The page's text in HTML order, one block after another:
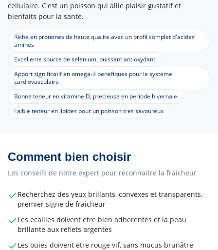
cellulaire. C'est un poisson qui allie plaisir gustatif et
bienfaits pour la sante.
Riche en proteines de haute qualite avec un profil complet d'acides
amines
Excellente source de selenium, puissant antioxydant
Apport significatif en omega-3 benefiques pour le systeme
cardiovasculaire
Bonne teneur en vitamine D, precieuse en periode hivernale
Faible teneur en lipides pour un poisson tres savoureux
Comment bien choisir
Les conseils de notre expert pour reconnaitre la fraicheur
Recherchez des yeux brillants, convexes et transparents,
premier signe de fraicheur
Les ecailles doivent etre bien adherentes et la peau
brillante aux reflets argentes
Les ouies doivent etre rouge vif, sans mucus brunâtre